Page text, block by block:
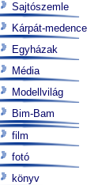
Sajtószemle
Kárpát-medence
Egyházak
Média
Modellvilág
Bim-Bam
film
fotó
könyv